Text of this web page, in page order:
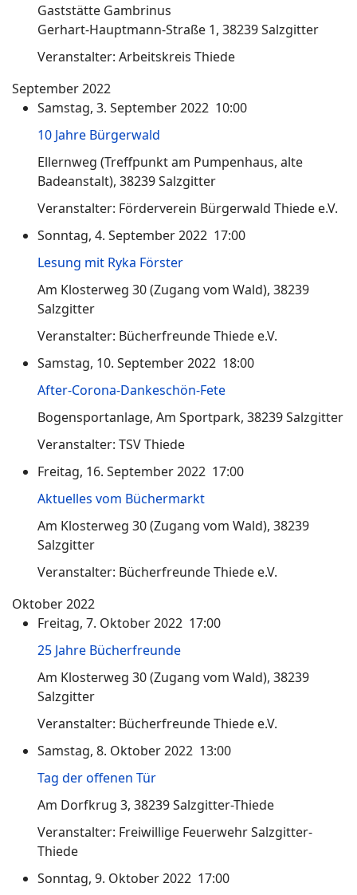
Gaststätte Gambrinus
Gerhart-Hauptmann-Straße 1, 38239 Salzgitter
Veranstalter: Arbeitskreis Thiede
September 2022
Samstag, 3. September 2022 10:00
10 Jahre Bürgerwald
Ellernweg (Treffpunkt am Pumpenhaus, alte
Badeanstalt), 38239 Salzgitter
Veranstalter: Förderverein Bürgerwald Thiede e.V.
Sonntag, 4. September 2022 17:00
Lesung mit Ryka Förster
Am Klosterweg 30 (Zugang vom Wald), 38239
Salzgitter
Veranstalter: Bücherfreunde Thiede e.V.
Samstag, 10. September 2022 18:00
After-Corona-Dankeschön-Fete
Bogensportanlage, Am Sportpark, 38239 Salzgitter
Veranstalter: TSV Thiede
Freitag, 16. September 2022 17:00
Aktuelles vom Büchermarkt
Am Klosterweg 30 (Zugang vom Wald), 38239
Salzgitter
Veranstalter: Bücherfreunde Thiede e.V.
Oktober 2022
Freitag, 7. Oktober 2022 17:00
25 Jahre Bücherfreunde
Am Klosterweg 30 (Zugang vom Wald), 38239
Salzgitter
Veranstalter: Bücherfreunde Thiede e.V.
Samstag, 8. Oktober 2022 13:00
Tag der offenen Tür
Am Dorfkrug 3, 38239 Salzgitter-Thiede
Veranstalter: Freiwillige Feuerwehr Salzgitter-
Thiede
Sonntag, 9. Oktober 2022 17:00